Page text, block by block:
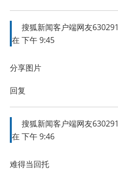
搜狐新闻客户端网友630291
在 下午 9:45
分享图片
回复
搜狐新闻客户端网友630291
在 下午 9:46
难得当回托